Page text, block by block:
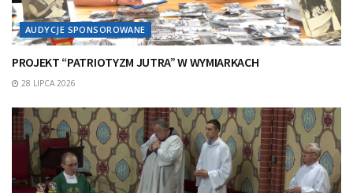
AUDYCJE SPONSOROWANE
PROJEKT “PATRIOTYZM JUTRA” W WYMIARKACH
28 LIPCA 2026